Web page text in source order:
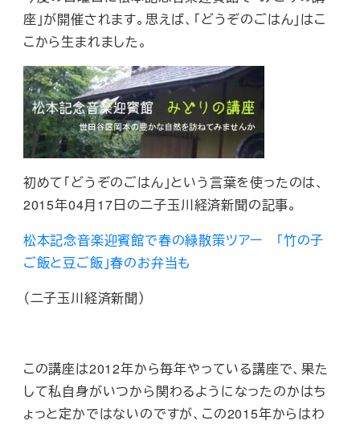
座」が開催されます。思えば、「どうぞのごはん」はこ
こから生まれました。
初めて「どうぞのごはん」という言葉を使ったのは、
2015年04月17日の二子玉川経済新聞の記事。
松本記念音楽迎賓館で春の緑散策ツアー 「竹の子
ご飯と豆ご飯」春のお弁当も
（二子玉川経済新聞）
この講座は2012年から毎年やっている講座で、果た
して私自身がいつから関わるようになったのかはち
ょっと定かではないのですが、この2015年からはわ